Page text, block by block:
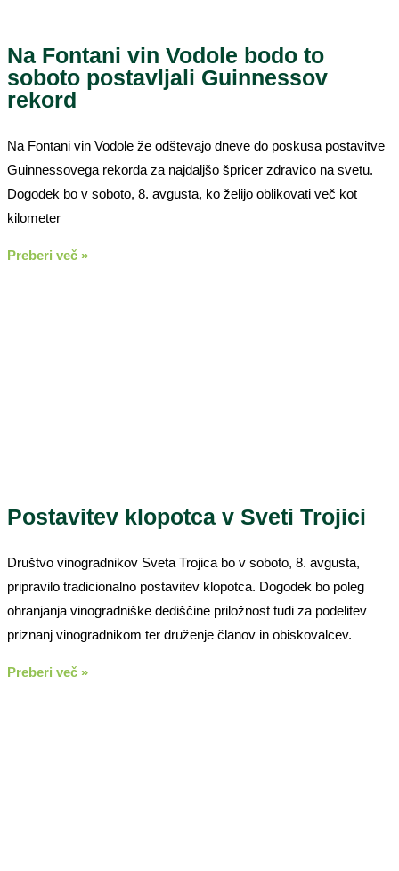
Na Fontani vin Vodole bodo to
soboto postavljali Guinnessov
rekord
Na Fontani vin Vodole že odštevajo dneve do poskusa postavitve
Guinnessovega rekorda za najdaljšo špricer zdravico na svetu.
Dogodek bo v soboto, 8. avgusta, ko želijo oblikovati več kot
kilometer
Preberi več »
Postavitev klopotca v Sveti Trojici
Društvo vinogradnikov Sveta Trojica bo v soboto, 8. avgusta,
pripravilo tradicionalno postavitev klopotca. Dogodek bo poleg
ohranjanja vinogradniške dediščine priložnost tudi za podelitev
priznanj vinogradnikom ter druženje članov in obiskovalcev.
Preberi več »